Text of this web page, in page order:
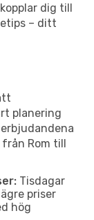
dig till
– ditt
planering
Rom till
Tisdagar
priser
hög